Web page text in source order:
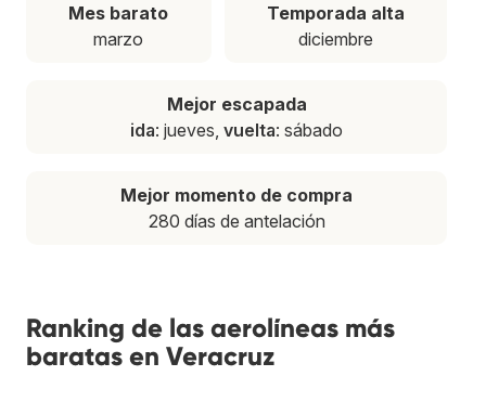
Mes barato
marzo
Temporada alta
diciembre
Mejor escapada
ida: jueves, vuelta: sábado
Mejor momento de compra
280 días de antelación
Ranking de las aerolíneas más
baratas en Veracruz